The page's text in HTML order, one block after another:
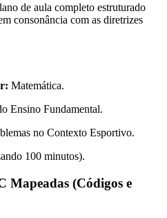
de aula completo estruturado
consonância com as diretrizes
Matemática.
Ensino Fundamental.
no Contexto Esportivo.
100 minutos).
Mapeadas (Códigos e